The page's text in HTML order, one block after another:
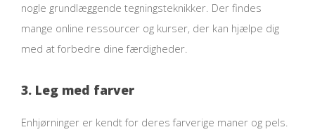
nogle grundlæggende tegningsteknikker. Der findes
mange online ressourcer og kurser, der kan hjælpe dig
med at forbedre dine færdigheder.
3. Leg med farver
Enhjørninger er kendt for deres farverige maner og pels.